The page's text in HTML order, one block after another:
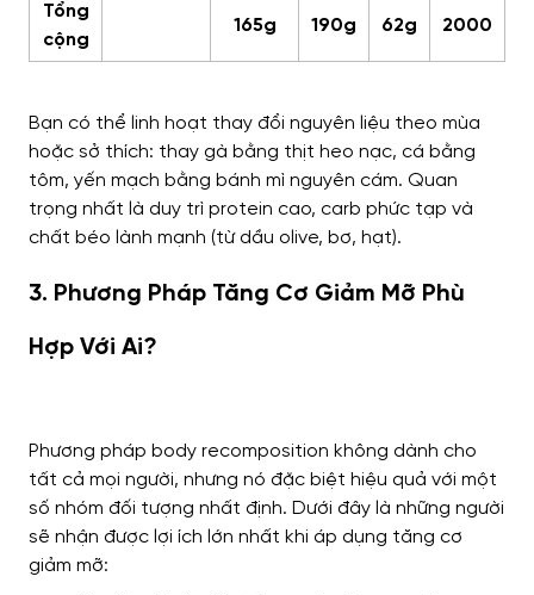
Tổng
cộng
165g 190g 62g 2000
Bạn có thể linh hoạt thay đổi nguyên liệu theo mùa
hoặc sở thích: thay gà bằng thịt heo nạc, cá bằng
tôm, yến mạch bằng bánh mì nguyên cám. Quan
trọng nhất là duy trì protein cao, carb phức tạp và
chất béo lành mạnh (từ dầu olive, bơ, hạt).
3. Phương Pháp Tăng Cơ Giảm Mỡ Phù
Hợp Với Ai?
Phương pháp body recomposition không dành cho
tất cả mọi người, nhưng nó đặc biệt hiệu quả với một
số nhóm đối tượng nhất định. Dưới đây là những người
sẽ nhận được lợi ích lớn nhất khi áp dụng tăng cơ
giảm mỡ: